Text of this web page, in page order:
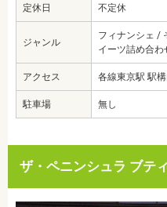
定休日 不定休
ジャンル
フィナンシェ /
イーツ詰め合わ
アクセス 各線東京駅 駅
駐車場 無し
ザ・ペニンシュラ ブテ